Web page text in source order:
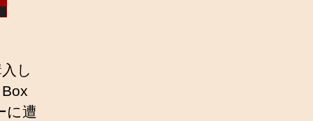
し
に遭